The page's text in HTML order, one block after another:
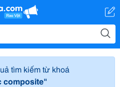
tìm kiếm từ khoá
composite"